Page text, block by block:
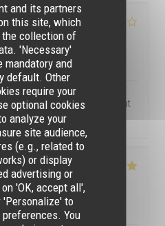
and its partners
this site, which
the collection of
'Necessary'
mandatory and
default. Other
require your
optional cookies
analyze your
site audience,
(e.g., related to
or display
advertising or
'OK, accept all',
'Personalize' to
preferences. You
/5 Value /5
déçu par les frites car ce ne sont
: 5/5 Value: 5 /5